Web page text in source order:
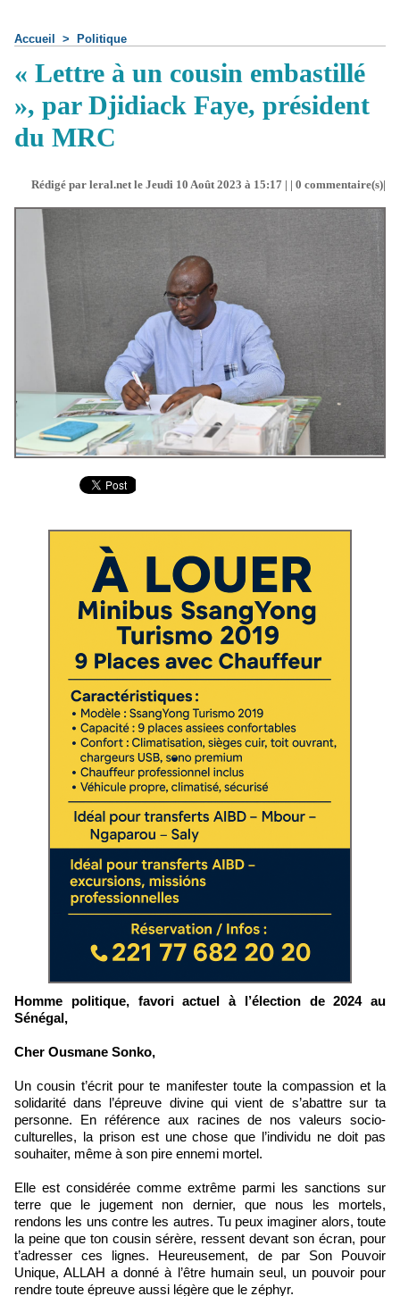
Accueil > Politique
« Lettre à un cousin embastillé
», par Djidiack Faye, président
du MRC
Rédigé par leral.net le Jeudi 10 Août 2023 à 15:17 | | 0 commentaire(s)|
Homme politique, favori actuel à l’élection de 2024 au
Sénégal,
Cher Ousmane Sonko,
Un cousin t’écrit pour te manifester toute la compassion et la
solidarité dans l’épreuve divine qui vient de s’abattre sur ta
personne. En référence aux racines de nos valeurs socio-
culturelles, la prison est une chose que l’individu ne doit pas
souhaiter, même à son pire ennemi mortel.
Elle est considérée comme extrême parmi les sanctions sur
terre que le jugement non dernier, que nous les mortels,
rendons les uns contre les autres. Tu peux imaginer alors, toute
la peine que ton cousin sérère, ressent devant son écran, pour
t’adresser ces lignes. Heureusement, de par Son Pouvoir
Unique, ALLAH a donné à l’être humain seul, un pouvoir pour
rendre toute épreuve aussi légère que le zéphyr.